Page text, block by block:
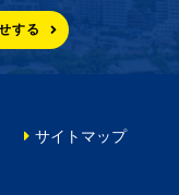
する
サイトマップ